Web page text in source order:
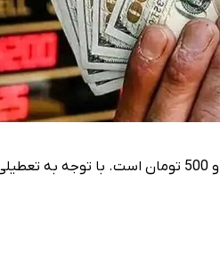
رشد قیمت سالانه دلار به ۹۳ درصد می‌رسد. قیمت دلار امروز، 161 هزار و